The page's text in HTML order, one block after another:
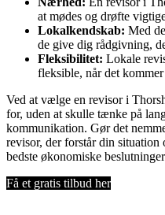
at mødes og drøfte
Lokalkendskab: Med
de give dig rådgivning,
Fleksibilitet: Lokale
fleksible, når det
Ved at vælge en revisor i
for, uden at skulle tænke på
kommunikation. Gør det
revisor, der forstår din
bedste økonomiske
Få et gratis tilbud her